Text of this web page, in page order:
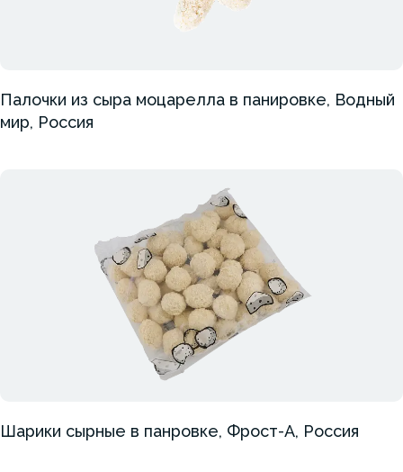
Палочки из сыра моцарелла в панировке, Водный
мир, Россия
Шарики сырные в панровке, Фрост-А, Россия